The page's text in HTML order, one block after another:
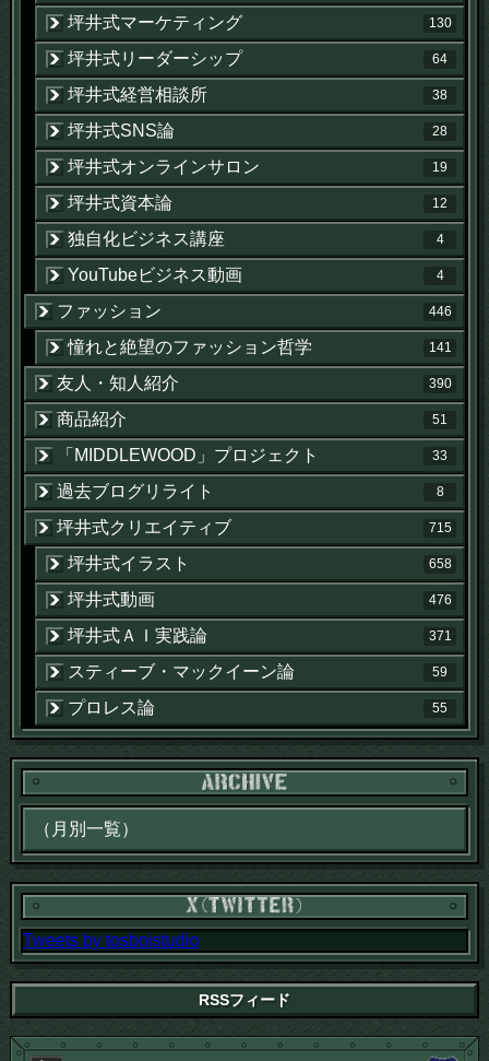
坪井式マーケティング 130
坪井式リーダーシップ 64
坪井式経営相談所 38
坪井式SNS論 28
坪井式オンラインサロン 19
坪井式資本論 12
独自化ビジネス講座 4
YouTubeビジネス動画 4
ファッション 446
憧れと絶望のファッション哲学 141
友人・知人紹介 390
商品紹介 51
「MIDDLEWOOD」プロジェクト 33
過去ブログリライト 8
坪井式クリエイティブ 715
坪井式イラスト 658
坪井式動画 476
坪井式ＡＩ実践論 371
スティーブ・マックイーン論 59
プロレス論 55
Tweets by tosboistudio
RSSフィード